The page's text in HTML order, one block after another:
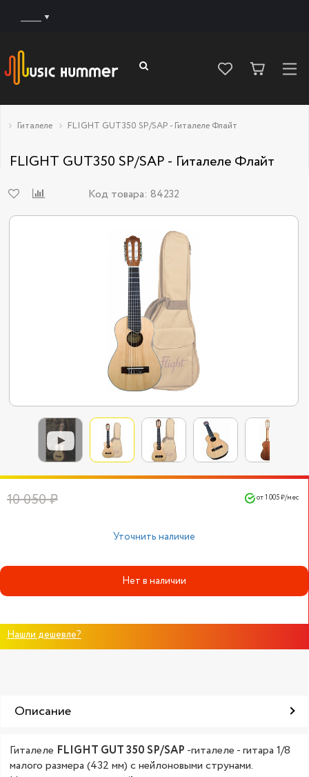
Гиталеле FLIGHT GUT350 SP/SAP - Гиталеле Флайт
FLIGHT GUT350 SP/SAP - Гиталеле Флайт
Код товара: 84232
10 050 ₽ от 1 005 ₽/мес
Уточнить наличие
Нет в наличии
Нашли дешевле?
Описание
Гиталеле FLIGHT GUT 350 SP/SAP -гиталеле - гитара 1/8
малого размера (432 мм) с нейлоновыми струнами.